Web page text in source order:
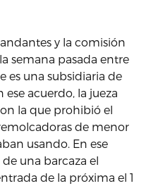
y la comisión
semana pasada entre
es una subsidiaria de
ese acuerdo, la jueza
la que prohibió el
de menor
usando. En ese
una barcaza el
de la próxima el 1